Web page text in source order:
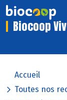
Biocoop
Accueil
Toutes nos